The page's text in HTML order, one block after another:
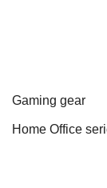
Gaming gear
Home Office